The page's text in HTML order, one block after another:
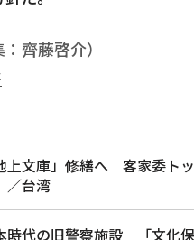
齊藤啓介）
上文庫」修繕へ 客家委ト
／台湾
時代の旧警察施設 「文化